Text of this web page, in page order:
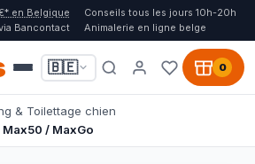
en Belgique
Conseils tous les jours 10h-20h
Bancontact
Animalerie en ligne belge
🇧🇪 0
& Toilettage chien
Max50 / MaxGo